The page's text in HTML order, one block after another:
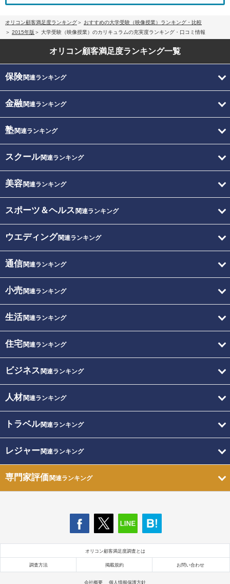
オリコン顧客満足度ランキング
おすすめの大学受験（映像授業）ランキング・比較
2015年版
大学受験（映像授業）のカリキュラムの充実度ランキング・口コミ情報
オリコン顧客満足度ランキング一覧
保険関連ランキング
金融関連ランキング
塾関連ランキング
スクール関連ランキング
美容関連ランキング
スポーツ＆ヘルス 関連ランキング
ウエディング関連ランキング
通信関連ランキング
小売関連ランキング
生活関連ランキング
住宅関連ランキング
ビジネス 関連ランキング
人材関連ランキング
トラベル関連ランキング
レジャー関連ランキング
専門家評価関連ランキング
オリコン顧客満足度調査とは
調査方法 掲載規約 お問い合わせ
会社概要 個人情報保護方針